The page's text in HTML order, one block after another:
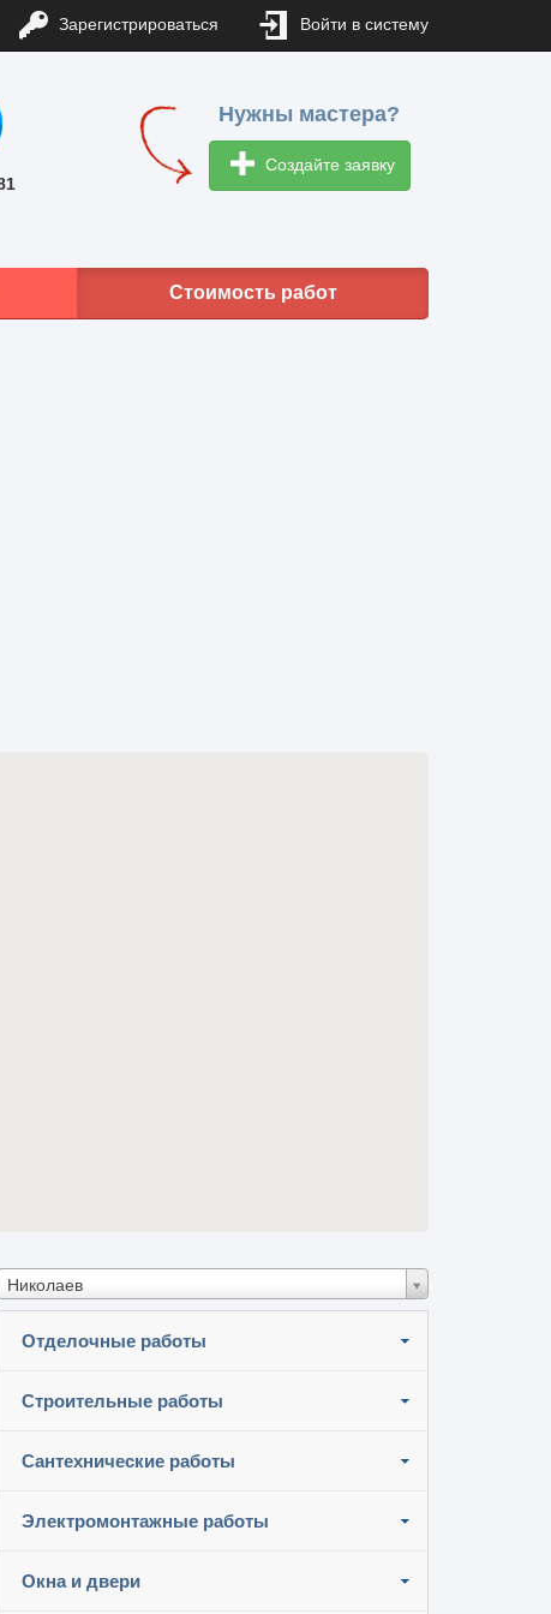
Зарегистрироваться Войти в систему
Нужны мастера?
Создайте заявку
Стоимость работ
Николаев
Отделочные работы
Строительные работы
Сантехнические работы
Электромонтажные работы
Окна и двери